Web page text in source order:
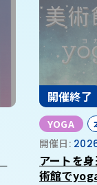
開催終了
YOGA
開催日:
アートを
術館で